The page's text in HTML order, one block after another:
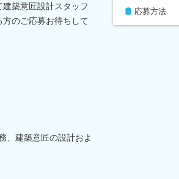
築意匠設計スタッフ
のご応募お待ちして
、建築意匠の設計およ
応募方法